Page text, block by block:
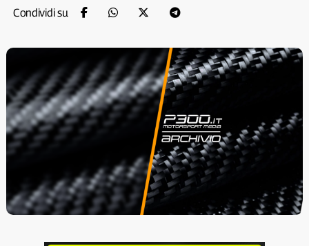
Condividi su